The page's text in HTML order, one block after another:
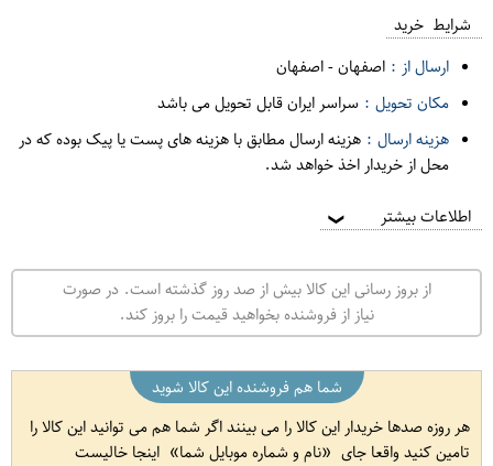
شرایط خرید
ارسال از : اصفهان-اصفهان
مکان تحویل : سراسر ایران قابل تحویل می باشد
هزینه ارسال : هزینه ارسال مطابق با هزینه های پست یا پیک بوده که در
محل از خریدار اخذ خواهد شد.
اطلاعات بیشتر ❯
از بروز رسانی این کالا بیش از صد روز گذشته است. در صورت
نیاز از فروشنده بخواهید قیمت را بروز کند.
شما هم فروشنده این کالا شوید
هر روزه صدها خریدار این کالا را می بینند اگر شما هم می توانید این کالا را
تامین کنید واقعا جای
نام و شماره موبایل شما اینجا خالیست